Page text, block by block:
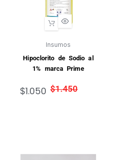
Insumos
Hipoclorito de Sodio al
1% marca Prime
$1.450
$1.050